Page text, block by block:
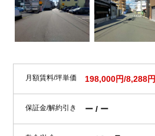
月額賃料/坪単価 198,000円/8,288円
保証金/解約引き ー / ー